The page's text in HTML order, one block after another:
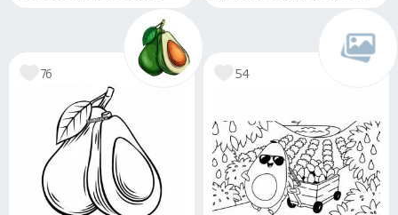
76 54